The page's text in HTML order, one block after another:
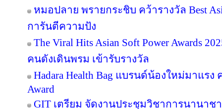
หมอปลาย พรายกระชิบ คว้ารางวัล Best
การันตีความปัง
The Viral Hits Asian Soft Power Awards
คนดังเดินพรม เข้ารับรางวัล
Hadara Health Bag แบรนด์น้องใหม่มาแรง
Award
GIT เตรียม จัดงานประชุมวิชาการนานา